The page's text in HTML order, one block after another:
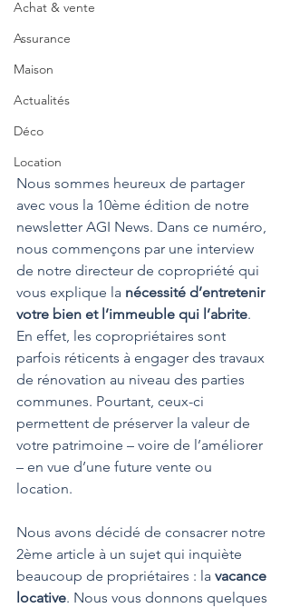
Achat & vente
Assurance
Maison
Actualités
Déco
Location
Nous sommes heureux de partager
avec vous la 10ème édition de notre
newsletter AGI News. Dans ce numéro,
nous commençons par une interview
de notre directeur de copropriété qui
vous explique la nécessité d’entretenir
votre bien et l’immeuble qui l’abrite.
En effet, les copropriétaires sont
parfois réticents à engager des travaux
de rénovation au niveau des parties
communes. Pourtant, ceux-ci
permettent de préserver la valeur de
votre patrimoine – voire de l’améliorer
– en vue d’une future vente ou
location.
Nous avons décidé de consacrer notre
2ème article à un sujet qui inquiète
beaucoup de propriétaires : la vacance
locative. Nous vous donnons quelques